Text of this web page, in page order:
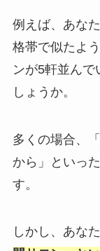
例えば、あな
格帯で似たよ
ンが5軒並ん
しょうか。
多くの場合、
から」といっ
す。
しかし、あな